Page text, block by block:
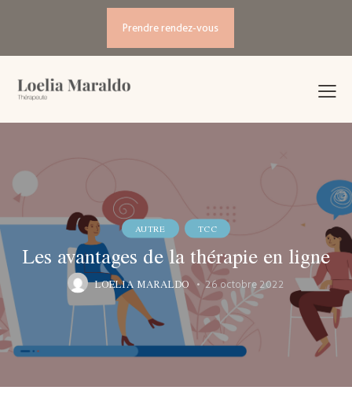
Prendre rendez-vous
AUTRE TCC
Les avantages de la thérapie en ligne
LOELIA MARALDO 26 octobre 2022